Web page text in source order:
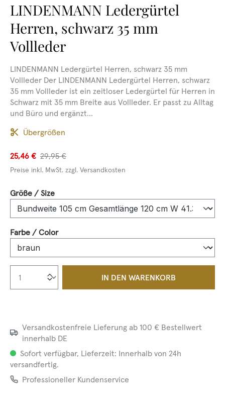
LINDENMANN Ledergürtel
Herren, schwarz 35 mm
Vollleder
LINDENMANN Ledergürtel Herren, schwarz 35 mm
Vollleder Der LINDENMANN Ledergürtel Herren, schwarz
35 mm Vollleder ist ein zeitloser Ledergürtel für Herren in
Schwarz mit 35 mm Breite aus Vollleder. Er passt zu Alltag
und Büro und ergänzt...
Übergrößen
25,46 € 29,95 €
Preise inkl. MwSt. zzgl. Versandkosten
Größe / Sizeauswählen
Farbe / Colorauswählen
Produkt Anzahl: Gib den
IN DEN WARENKORB
Versandkostenfreie Lieferung ab 100 € Bestellwert
innerhalb DE
Sofort verfügbar, Lieferzeit: Innerhalb von 24h
versandfertig.
Professioneller Kundenservice